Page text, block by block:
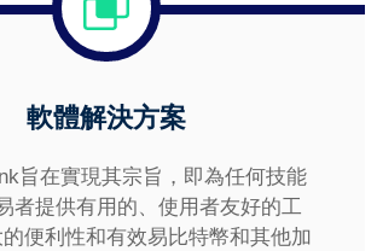
軟體解決方案
旨在實現其宗旨，即為任何技能
者提供有用的、使用者友好的工
便利性和有效易比特幣和其他加